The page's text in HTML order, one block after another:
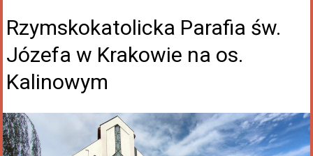
Rzymskokatolicka Parafia św.
Józefa w Krakowie na os.
Kalinowym